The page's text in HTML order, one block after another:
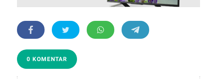
0 KOMENTAR